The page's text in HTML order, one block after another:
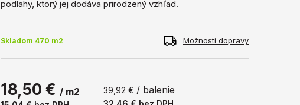
podlahy, ktorý jej dodáva prirodzený vzhľad.
Skladom 470 m2 Možnosti dopravy
18,50 € / m2 39,92 € / balenie